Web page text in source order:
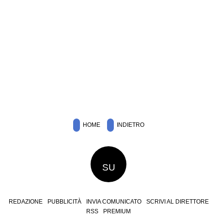
HOME INDIETRO
SU
REDAZIONE PUBBLICITÀ INVIA COMUNICATO
SCRIVI AL DIRETTORE
RSS
PREMIUM